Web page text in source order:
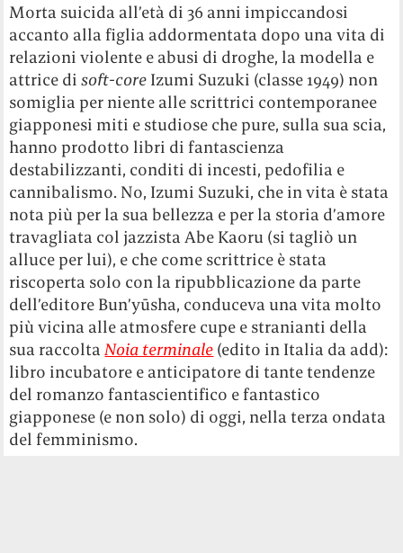
Morta suicida all’età di 36 anni impiccandosi
accanto alla figlia addormentata dopo una vita di
relazioni violente e abusi di droghe, la modella e
attrice disoft-core Izumi Suzuki (classe 1949) non
somiglia per niente alle scrittrici contemporanee
giapponesi miti e studiose che pure, sulla sua scia,
hanno prodotto libri di fantascienza
destabilizzanti, conditi di incesti, pedofilia e
cannibalismo. No, Izumi Suzuki, che in vita è stata
nota più per la sua bellezza e per la storia d’amore
travagliata col jazzista Abe Kaoru (si tagliò un
alluce per lui), e che come scrittrice è stata
riscoperta solo con la ripubblicazione da parte
dell’editore Bun’yūsha, conduceva una vita molto
più vicina alle atmosfere cupe e stranianti della
sua raccoltaNoia terminale (edito in Italia da add):
libro incubatore e anticipatore di tante tendenze
del romanzo fantascientifico e fantastico
giapponese (e non solo) di oggi, nella terza ondata
del femminismo.